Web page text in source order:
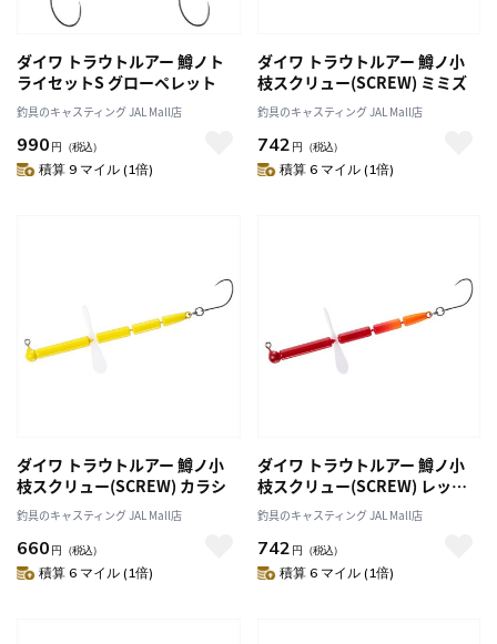
ダイワ トラウトルアー 鱒ノト
ライセットS グローペレット
釣具のキャスティング JAL Mall店
990 円 （税込）
積算 9 マイル (1倍)
ダイワ トラウトルアー 鱒ノ小
枝スクリュー(SCREW) ミミズ
釣具のキャスティング JAL Mall店
742 円 （税込）
積算 6 マイル (1倍)
ダイワ トラウトルアー 鱒ノ小
枝スクリュー(SCREW) カラシ
釣具のキャスティング JAL Mall店
660 円 （税込）
積算 6 マイル (1倍)
ダイワ トラウトルアー 鱒ノ小
枝スクリュー(SCREW) レッド
オレンジ
釣具のキャスティング JAL Mall店
742 円 （税込）
積算 6 マイル (1倍)